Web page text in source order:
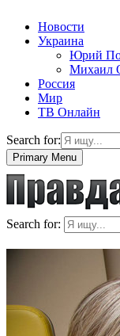
Новости
Украина
Юрий
Михаил
Россия
Мир
ТВ Онлайн
Search for:
Primary Menu
Search for: